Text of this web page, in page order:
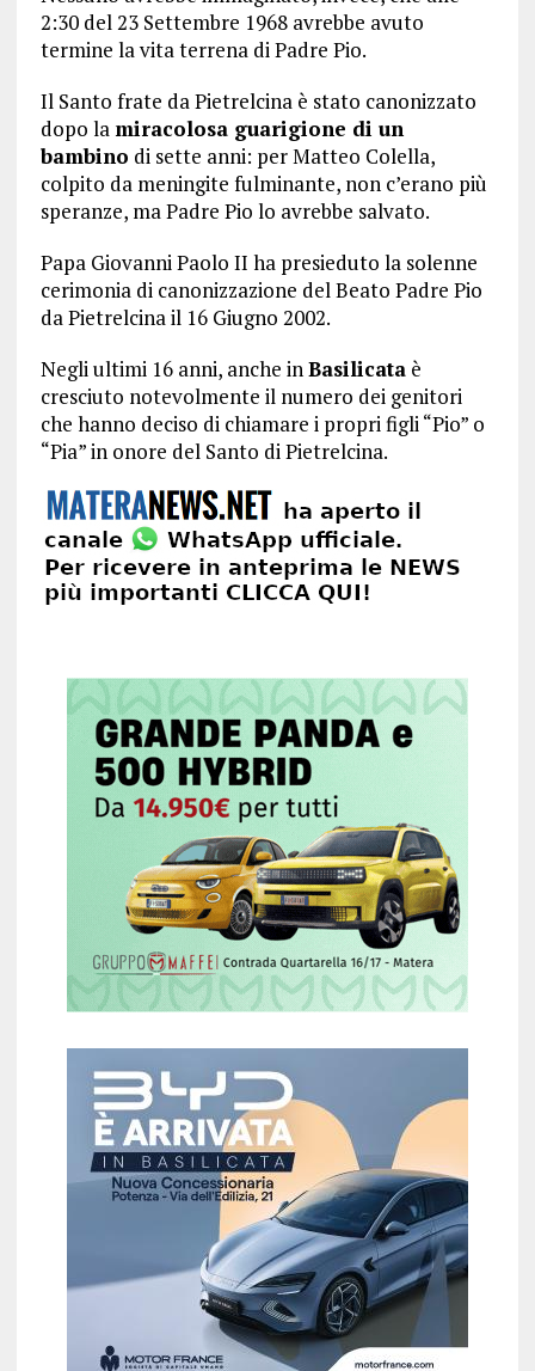
2:30 del 23 Settembre 1968 avrebbe avuto
termine la vita terrena di Padre Pio.
Il Santo frate da Pietrelcina è stato canonizzato
dopo la miracolosa guarigione di un
bambino di sette anni: per Matteo Colella,
colpito da meningite fulminante, non c’erano più
speranze, ma Padre Pio lo avrebbe salvato.
Papa Giovanni Paolo II ha presieduto la solenne
cerimonia di canonizzazione del Beato Padre Pio
da Pietrelcina il 16 Giugno 2002.
Negli ultimi 16 anni, anche inBasilicataè
cresciuto notevolmente il numero dei genitori
che hanno deciso di chiamare i propri figli “Pio” o
“Pia” in onore del Santo di Pietrelcina.